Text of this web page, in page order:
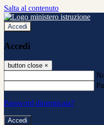
Salta al contenuto
Accedi
Accedi
button close ×
Password dimenticata?